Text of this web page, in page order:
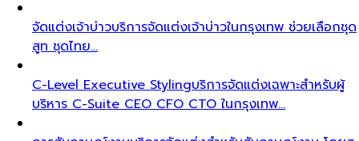
จัดแต่งเจ้าบ่าวบริการจัดแต่งเจ้าบ่าวในกรุงเทพ ช่วยเลือกชุด
สูท ชุดไทย…
C-Level Executive Stylingบริการจัดแต่งเฉพาะสำหรับผู้
บริหาร C-Suite CEO CFO CTO ในกรุงเทพ…